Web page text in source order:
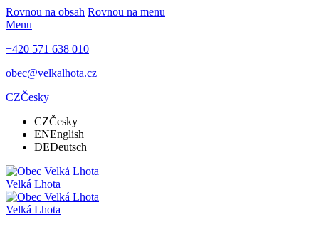
Rovnou na obsah Rovnou na menu
Menu
+420 571 638 010
obec@velkalhota.cz
CZČesky
CZČesky
ENEnglish
DEDeutsch
Velká Lhota
Velká Lhota